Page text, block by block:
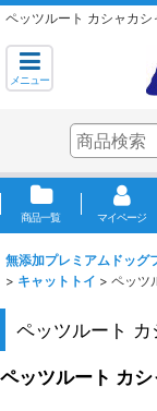
ペッツルート カシャカ
メニュー
商品一覧 マイページ
無添加プレミアムドッグ
> キャットトイ > ペッツ
ペッツルート
ペッツルート カ